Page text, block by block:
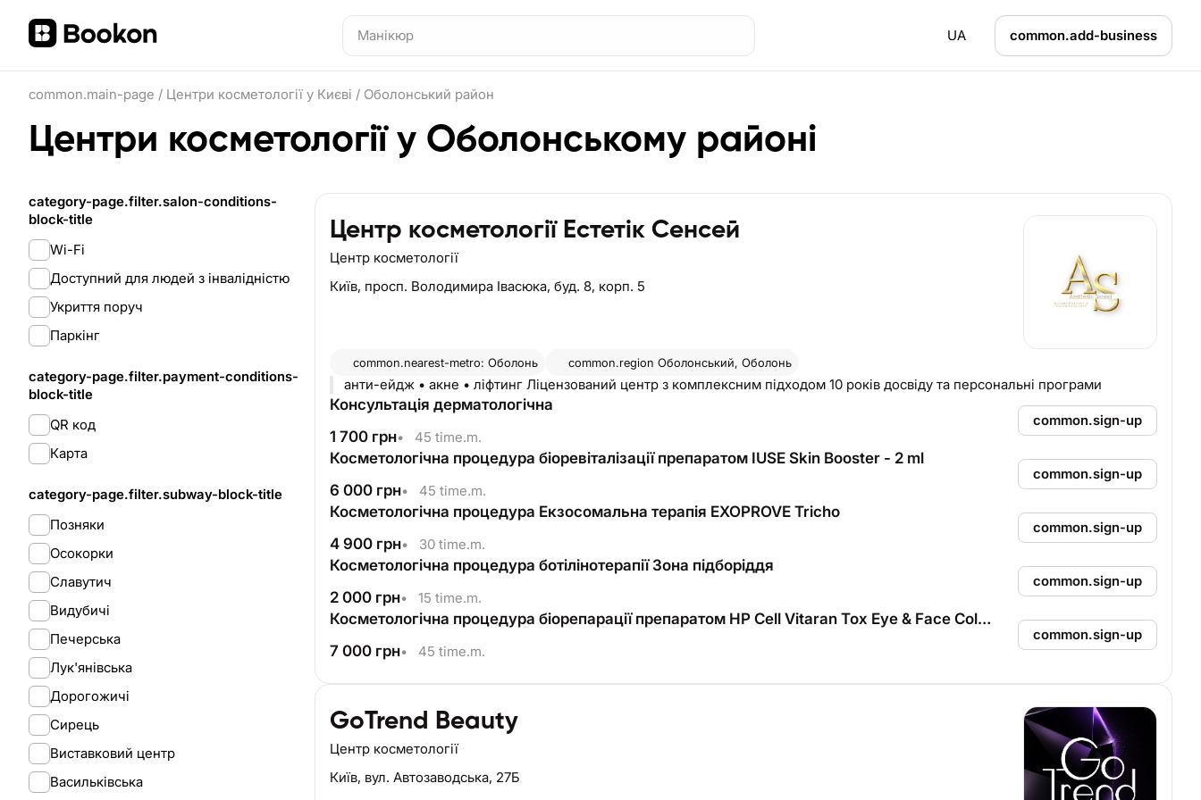
UA common.add-business
common.main-page / Центри косметології у Києві / Оболонський район
Центри косметології у Оболонському районі
category-page.filter.salon-conditions-
block-title
Wi-Fi
Доступний для людей з інвалідністю
Укриття поруч
Паркінг
category-page.filter.payment-conditions-
block-title
QR код
Карта
category-page.filter.subway-block-title
Позняки
Осокорки
Славутич
Видубичі
Печерська
Лук'янівська
Дорогожичі
Сирець
Виставковий центр
Васильківська
Центр косметології Естетік Сенсей
Центр косметології
Київ, просп. Володимира Івасюка, буд. 8, корп. 5
common.nearest-metro: Оболонь common.region Оболонський, Оболонь
анти-ейдж • акне • ліфтинг Ліцензований центр з комплексним підходом 10 років досвіду та персональні програми
Консультація дерматологічна
1 700 грн• 45 time.m.
common.sign-up
Косметологічна процедура біоревіталізації препаратом ІUSE Skin Booster - 2 ml
6 000 грн• 45 time.m.
common.sign-up
Косметологічна процедура Екзосомальна терапія EXOPROVE Tricho
4 900 грн• 30 time.m.
common.sign-up
Косметологічна процедура ботілінотерапії Зона підборіддя
2 000 грн• 15 time.m.
common.sign-up
Косметологічна процедура біорепарації препаратом HP Cell Vitaran Tox Eye & Face Collagen - 2 ml
7 000 грн• 45 time.m.
common.sign-up
GoTrend Beauty
Центр косметології
Київ, вул. Автозаводська, 27Б